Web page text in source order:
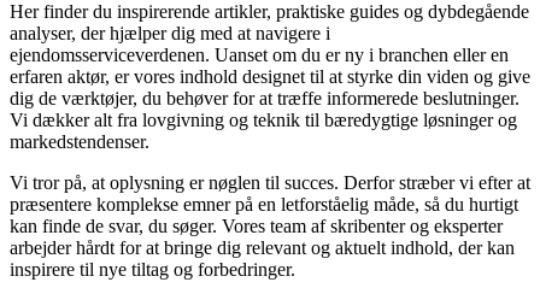
Her finder du inspirerende artikler, praktiske guides og dybdegående
analyser, der hjælper dig med at navigere i
ejendomsserviceverdenen. Uanset om du er ny i branchen eller en
erfaren aktør, er vores indhold designet til at styrke din viden og give
dig de værktøjer, du behøver for at træffe informerede beslutninger.
Vi dækker alt fra lovgivning og teknik til bæredygtige løsninger og
markedstendenser.
Vi tror på, at oplysning er nøglen til succes. Derfor stræber vi efter at
præsentere komplekse emner på en letforståelig måde, så du hurtigt
kan finde de svar, du søger. Vores team af skribenter og eksperter
arbejder hårdt for at bringe dig relevant og aktuelt indhold, der kan
inspirere til nye tiltag og forbedringer.